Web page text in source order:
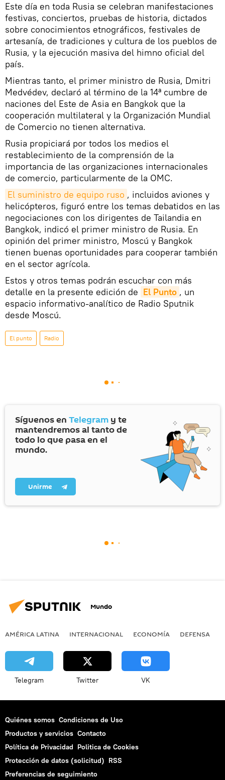
Este día en toda Rusia se celebran manifestaciones
festivas, conciertos, pruebas de historia, dictados
sobre conocimientos etnográficos, festivales de
artesanía, de tradiciones y cultura de los pueblos de
Rusia, y la ejecución masiva del himno oficial del
país.
Mientras tanto, el primer ministro de Rusia, Dmitri
Medvédev, declaró al término de la 14ª cumbre de
naciones del Este de Asia en Bangkok que la
cooperación multilateral y la Organización Mundial
de Comercio no tienen alternativa.
Rusia propiciará por todos los medios el
restablecimiento de la comprensión de la
importancia de las organizaciones internacionales
de comercio, particularmente de la OMC.
El suministro de equipo ruso , incluidos aviones y
helicópteros, figuró entre los temas debatidos en las
negociaciones con los dirigentes de Tailandia en
Bangkok, indicó el primer ministro de Rusia. En
opinión del primer ministro, Moscú y Bangkok
tienen buenas oportunidades para cooperar también
en el sector agrícola.
Estos y otros temas podrán escuchar con más
detalle en la presente edición de El Punto , un
espacio informativo-analítico de Radio Sputnik
desde Moscú.
El punto Radio
Síguenos en Telegram y te
mantendremos al tanto de
todo lo que pasa en el
mundo.
Unirme
Mundo
AMÉRICA LATINA INTERNACIONAL ECONOMÍA DEFENSA
Telegram Twitter VK
Quiénes somos Condiciones de Uso
Productos y servicios Contacto
Política de Privacidad Politica de Cookies
Protección de datos (solicitud) RSS
Preferencias de seguimiento